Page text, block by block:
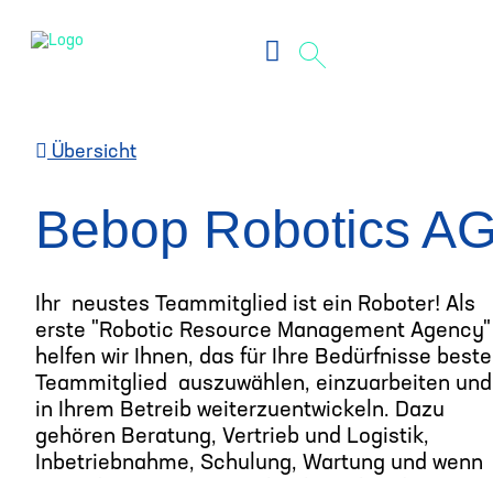
Übersicht
Bebop Robotics
Ihr neustes Teammitglied ist ein Roboter! Als
erste "Robotic Resource Management Agency"
helfen wir Ihnen, das für Ihre Bedürfnisse beste
Teammitglied auszuwählen, einzuarbeiten und
in Ihrem Betreib weiterzuentwickeln. Dazu
gehören Beratung, Vertrieb und Logistik,
Inbetriebnahme, Schulung, Wartung und wenn